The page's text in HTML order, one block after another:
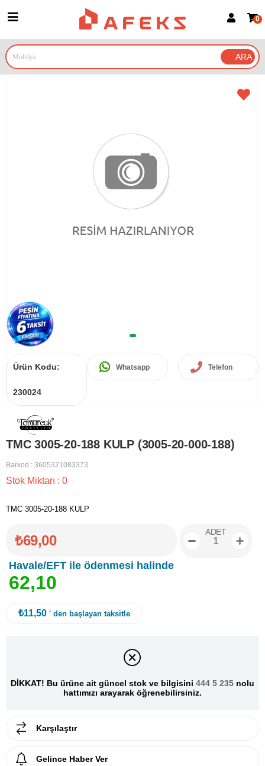
Google İle Bağlan
0
Ürün Kodu:
230024
Whatsapp Telefon
TMC 3005-20-188 KULP (3005-20-000-188)
Barkod : 3605321083373
Stok Miktarı : 0
TMC 3005-20-188 KULP
₺69,00
Havale/EFT ile ödenmesi halinde
62,10
ADET
₺11,50 ' den başlayan taksitle
DİKKAT! Bu ürüne ait güncel stok ve bilgisini 444 5 235 nolu
hattımızı arayarak öğrenebilirsiniz.
Karşılaştır
Gelince Haber Ver